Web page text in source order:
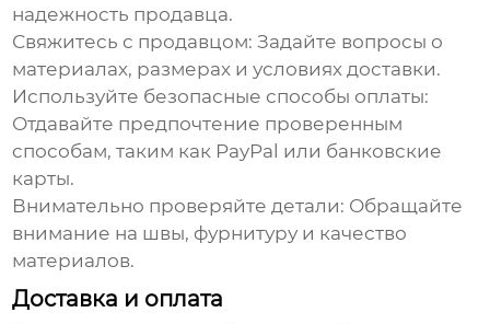
надежность продавца.
Свяжитесь с продавцом: Задайте вопросы о
материалах, размерах и условиях доставки.
Используйте безопасные способы оплаты:
Отдавайте предпочтение проверенным
способам, таким как PayPal или банковские
карты.
Внимательно проверяйте детали: Обращайте
внимание на швы, фурнитуру и качество
материалов.
Доставка и оплата